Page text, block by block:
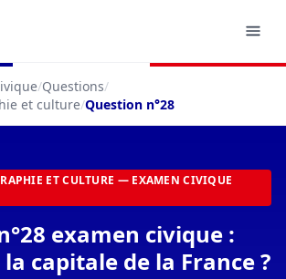
/Questions/
et culture/Question n°28
ET CULTURE — EXAMEN CIVIQUE
examen civique :
capitale de la France ?